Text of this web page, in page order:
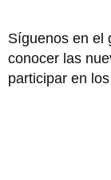
Síguenos en el
conocer las
participar en